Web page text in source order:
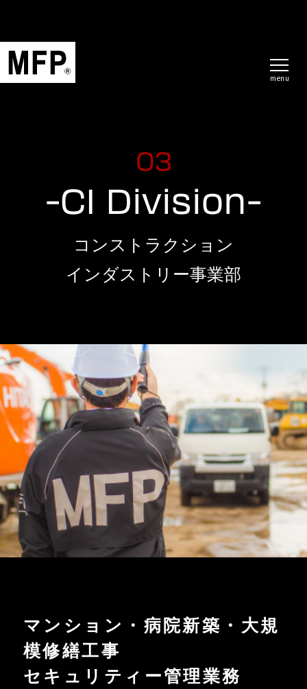
menu
03
-CI Division-
コンストラクション
インダストリー事業部
マンション・病院新築・大規
模修繕工事
セキュリティー管理業務